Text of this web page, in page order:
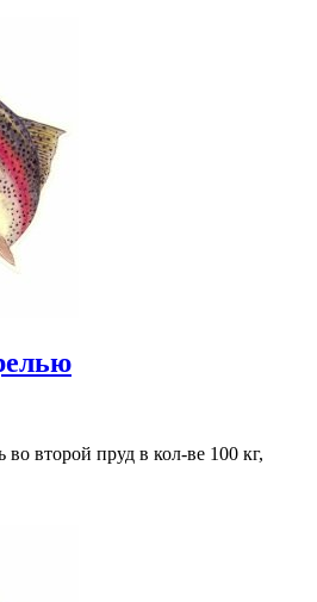
второй пруд в кол-ве 100 кг,